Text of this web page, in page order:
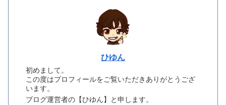
ひゆん
初めまして。
この度はプロフィールをご覧いただきありがとうござ
います。
ブログ運営者の【ひゆん】と申します。